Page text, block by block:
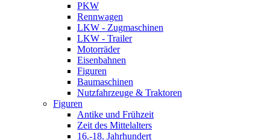
PKW
Rennwagen
LKW - Zugmaschinen
LKW - Trailer
Motorräder
Eisenbahnen
Figuren
Baumaschinen
Nutzfahrzeuge & Traktoren
Figuren
Antike und Frühzeit
Zeit des Mittelalters
16.-18. Jahrhundert